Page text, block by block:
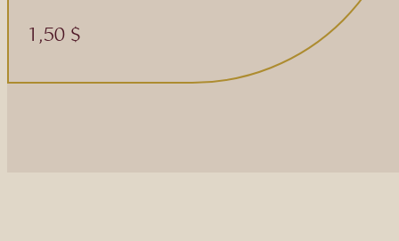
1,50 $